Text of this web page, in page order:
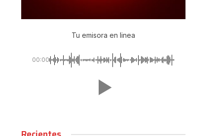
Tu emisora en linea
00:00